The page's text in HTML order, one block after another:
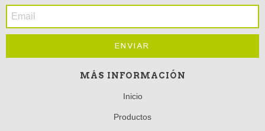
MÁS INFORMACIÓN
Inicio
Productos